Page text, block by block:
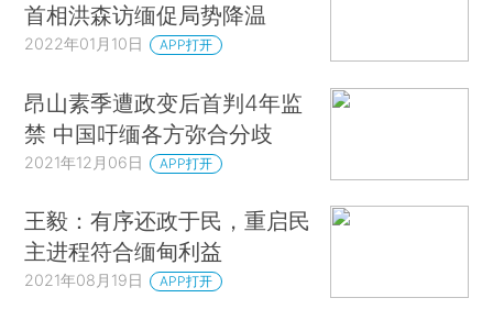
首相洪森访缅促局势降温
2022年01月10日 APP打开
昂山素季遭政变后首判4年监
禁 中国吁缅各方弥合分歧
2021年12月06日 APP打开
王毅：有序还政于民，重启民
主进程符合缅甸利益
2021年08月19日 APP打开